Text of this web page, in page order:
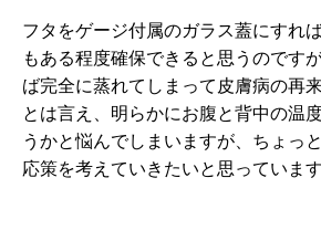
フタをゲージ付属のガラス蓋にすれ
もある程度確保できると思うのです
ば完全に蒸れてしまって皮膚病の再
とは言え、明らかにお腹と背中の温
うかと悩んでしまいますが、ちょっ
応策を考えていきたいと思っています